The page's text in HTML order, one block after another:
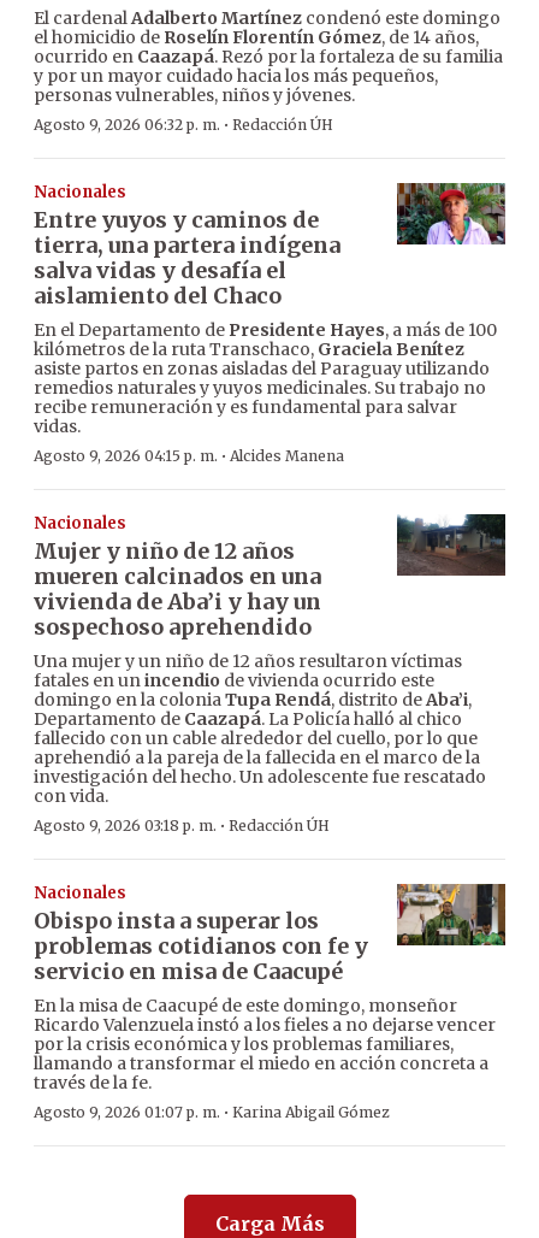
El cardenalAdalberto Martínez condenó este domingo
el homicidio de Roselín Florentín Gómez, de 14 años,
ocurrido en Caazapá. Rezó por la fortaleza de su familia
y por un mayor cuidado hacia los más pequeños,
personas vulnerables, niños y jóvenes.
Agosto 9, 2026 06:32 p. m. · Redacción ÚH
Nacionales
Entre yuyos y caminos de
tierra, una partera indígena
salva vidas y desafía el
aislamiento del Chaco
En el Departamento de Presidente Hayes, a más de 100
kilómetros de la ruta Transchaco, Graciela Benítez
asiste partos en zonas aisladas del Paraguay utilizando
remedios naturales y yuyos medicinales. Su trabajo no
recibe remuneración y es fundamental para salvar
vidas.
Agosto 9, 2026 04:15 p. m. · Alcides Manena
Nacionales
Mujer y niño de 12 años
mueren calcinados en una
vivienda de Aba’i y hay un
sospechoso aprehendido
Una mujer y un niño de 12 años resultaron víctimas
fatales en unincendio de vivienda ocurrido este
domingo en la coloniaTupa Rendá, distrito deAba’i,
Departamento de Caazapá. La Policía halló al chico
fallecido con un cable alrededor del cuello, por lo que
aprehendió a la pareja de la fallecida en el marco de la
investigación del hecho. Un adolescente fue rescatado
con vida.
Agosto 9, 2026 03:18 p. m. · Redacción ÚH
Nacionales
Obispo insta a superar los
problemas cotidianos con fe y
servicio en misa de Caacupé
En la misa de Caacupé de este domingo, monseñor
Ricardo Valenzuela instó a los fieles a no dejarse vencer
por la crisis económica y los problemas familiares,
llamando a transformar el miedo en acción concreta a
través de la fe.
Agosto 9, 2026 01:07 p. m. · Karina Abigail Gómez
Carga Más